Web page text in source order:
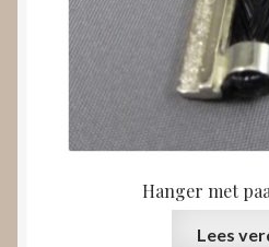
Hanger met
Lees